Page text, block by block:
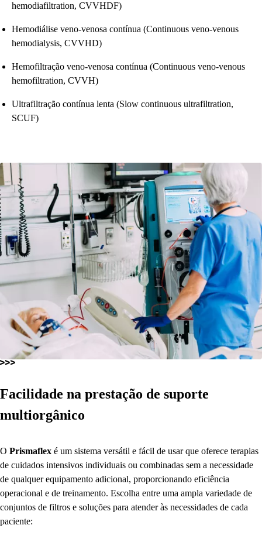
hemodiafiltration, CVVHDF)
Hemodiálise veno-venosa contínua (Continuous veno-venous
hemodialysis, CVVHD)
Hemofiltração veno-venosa contínua (Continuous veno-venous
hemofiltration, CVVH)
Ultrafiltração contínua lenta (Slow continuous ultrafiltration,
SCUF)
Facilidade na prestação de suporte
multiorgânico
O Prismaflex é um sistema versátil e fácil de usar que oferece terapias
de cuidados intensivos individuais ou combinadas sem a necessidade
de qualquer equipamento adicional, proporcionando eficiência
operacional e de treinamento. Escolha entre uma ampla variedade de
conjuntos de filtros e soluções para atender às necessidades de cada
paciente: